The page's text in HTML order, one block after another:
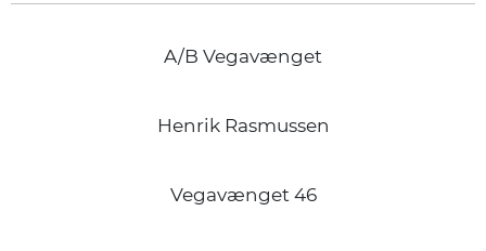
A/B Vegavænget
Henrik Rasmussen
Vegavænget 46